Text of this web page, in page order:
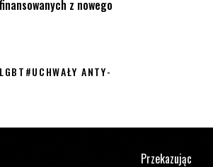
z nowego
#UCHWAŁY ANTY-
Przekazując